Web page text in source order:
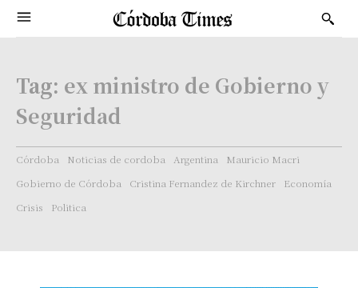
Tag: ex ministro de Gobierno y
Seguridad
Córdoba Noticias de cordoba Argentina
Mauricio Macri
Gobierno de Córdoba
Cristina Fernandez de Kirchner
Economía
Crisis
Politica